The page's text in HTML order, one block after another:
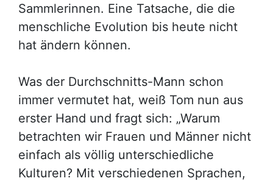
Sammlerinnen. Eine Tatsache, die die
menschliche Evolution bis heute nicht
hat ändern können.
Was der Durchschnitts-Mann schon
immer vermutet hat, weiß Tom nun aus
erster Hand und fragt sich: „Warum
betrachten wir Frauen und Männer nicht
einfach als völlig unterschiedliche
Kulturen? Mit verschiedenen Sprachen,